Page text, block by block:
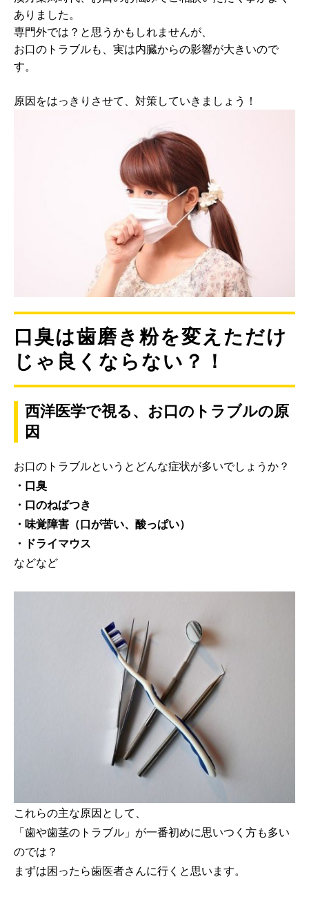
ありました。
専門外では？と思うかもしれませんが、
お口のトラブルも、実は内臓からの影響が大きいので
す。
原因をはっきりさせて、対策していきましょう！
口臭は歯磨き粉を変えただけ
じゃ良くならない？！
西洋医学で視る、お口のトラブルの原
因
お口のトラブルというとどんな症状が多いでしょうか？
・口臭
・口のねばつき
・味覚障害（口が苦い、酸っぱい）
・ドライマウス
などなど
これらの主な原因として、
「歯や歯茎のトラブル」が一番初めに思いつく方も多い
のでは？
まずは困ったら歯医者さんに行くと思います。